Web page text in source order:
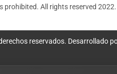
All rights reserved 2022.
reservados. Desarrollado